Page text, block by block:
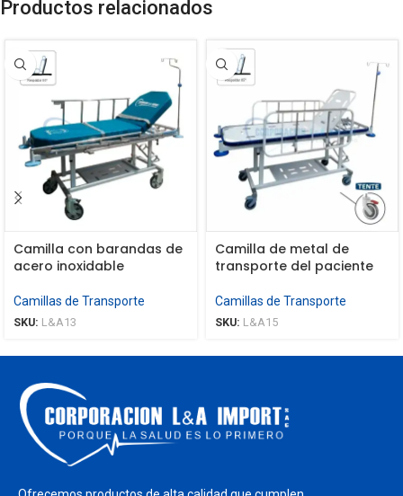
Productos relacionados
Camilla con barandas de
acero inoxidable
Camillas de Transporte
SKU: L&A13
Camilla de metal de
transporte del paciente
Camillas de Transporte
SKU: L&A15